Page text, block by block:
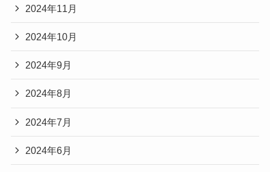
2024年11月
2024年10月
2024年9月
2024年8月
2024年7月
2024年6月